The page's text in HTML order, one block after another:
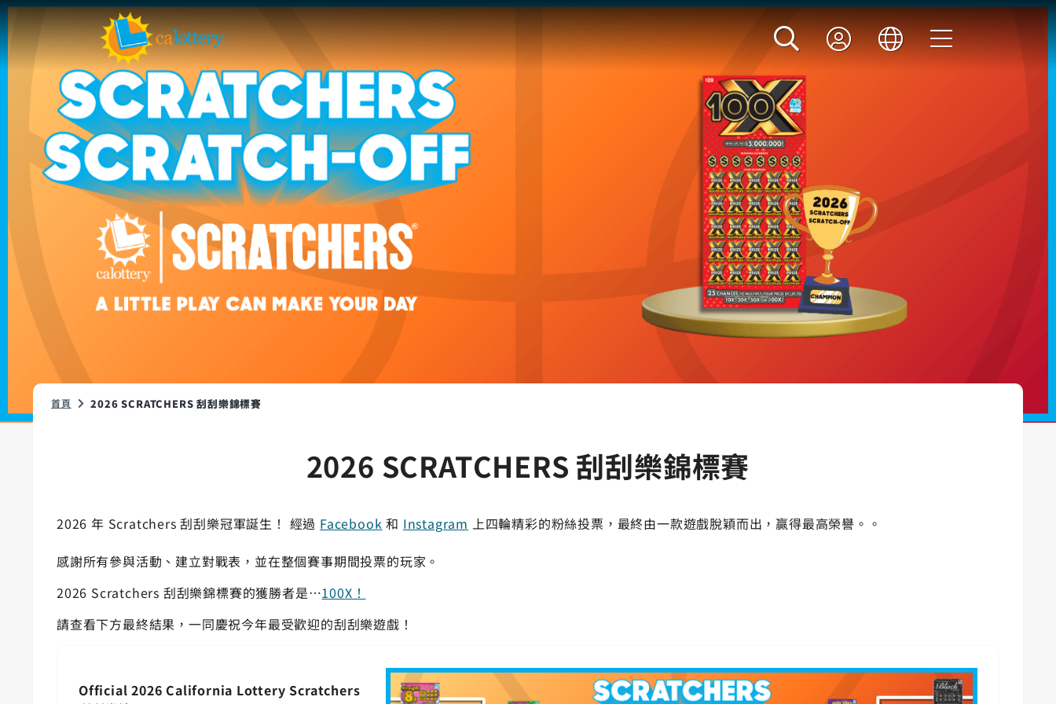
首頁 2026 SCRATCHERS 刮刮樂錦標賽
2026 SCRATCHERS 刮刮樂錦標賽
2026 年 Scratchers 刮刮樂冠軍誕生！ 經過 Facebook 和 Instagram 上四輪精彩的粉絲投票，最終由一款遊戲脫穎而出，贏得最高榮譽。。
感謝所有參與活動、建立對戰表，並在整個賽事期間投票的玩家。
2026 Scratchers 刮刮樂錦標賽的獲勝者是…100X！
請查看下方最終結果，一同慶祝今年最受歡迎的刮刮樂遊戲！
Official 2026 California Lottery Scratchers